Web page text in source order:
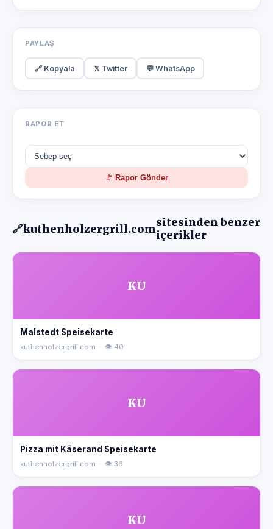
PAYLAŞ
🔗 Kopyala 𝕏 Twitter 💬 WhatsApp
RAPOR ET
🚩 Rapor Gönder
🔗kuthenholzergrill.comsitesinden benzer
içerikler
KU
Malstedt Speisekarte
kuthenholzergrill.com · 👁 40
KU
Pizza mit Käserand Speisekarte
kuthenholzergrill.com · 👁 36
KU